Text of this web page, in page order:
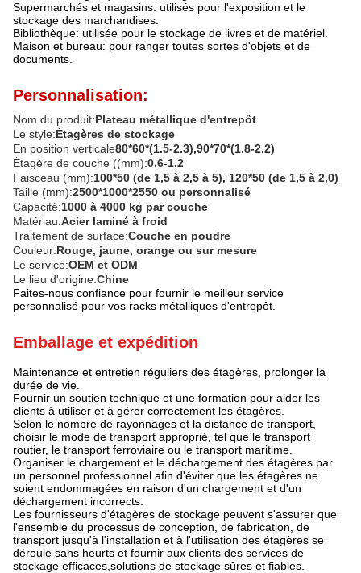
Supermarchés et magasins: utilisés pour l'exposition et le
stockage des marchandises.
Bibliothèque: utilisée pour le stockage de livres et de matériel.
Maison et bureau: pour ranger toutes sortes d'objets et de
documents.
Personnalisation:
Nom du produit:Plateau métallique d'entrepôt
Le style:Étagères de stockage
En position verticale80*60*(1.5-2.3),90*70*(1.8-2.2)
Étagère de couche ((mm):0.6-1.2
Faisceau (mm):100*50 (de 1,5 à 2,5 à 5), 120*50 (de 1,5 à 2,0)
Taille (mm):2500*1000*2550 ou personnalisé
Capacité:1000 à 4000 kg par couche
Matériau:Acier laminé à froid
Traitement de surface:Couche en poudre
Couleur:Rouge, jaune, orange ou sur mesure
Le service:OEM et ODM
Le lieu d'origine:Chine
Faites-nous confiance pour fournir le meilleur service
personnalisé pour vos racks métalliques d'entrepôt.
Emballage et expédition
Maintenance et entretien réguliers des étagères, prolonger la
durée de vie.
Fournir un soutien technique et une formation pour aider les
clients à utiliser et à gérer correctement les étagères.
Selon le nombre de rayonnages et la distance de transport,
choisir le mode de transport approprié, tel que le transport
routier, le transport ferroviaire ou le transport maritime.
Organiser le chargement et le déchargement des étagères par
un personnel professionnel afin d'éviter que les étagères ne
soient endommagées en raison d'un chargement et d'un
déchargement incorrects.
Les fournisseurs d'étagères de stockage peuvent s'assurer que
l'ensemble du processus de conception, de fabrication, de
transport jusqu'à l'installation et à l'utilisation des étagères se
déroule sans heurts et fournir aux clients des services de
stockage efficaces,solutions de stockage sûres et fiables.